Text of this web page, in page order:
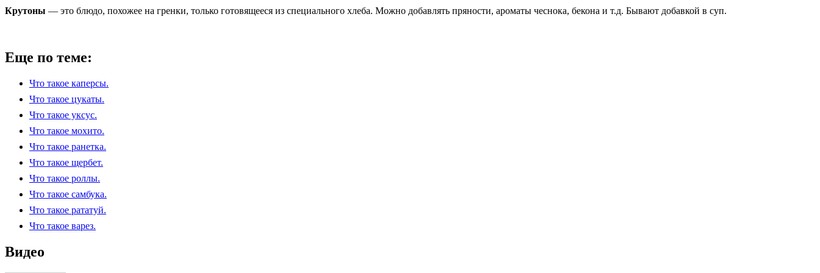
Крутоны — это блюдо, похожее на гренки, только готовящееся из специального хлеба. Можно добавлять пряности, ароматы чеснока, бекона и т.д. Бывают добавкой в суп.
Еще по теме:
Что такое каперсы.
Что такое цукаты.
Что такое уксус.
Что такое мохито.
Что такое ранетка.
Что такое щербет.
Что такое роллы.
Что такое самбука.
Что такое рататуй.
Что такое варез.
Видео